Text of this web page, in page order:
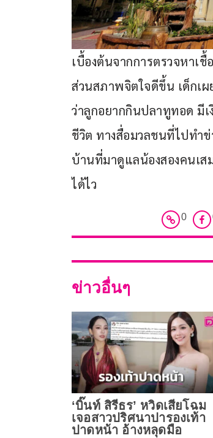
เบื้องต้นจากการตรวจหาเ
ส่วนสภาพจิตใจดีขึ้น เด็กเ
ว่าลูกอยากกินปลาทูทอด มี
ชีวิต ทางสื่อมวลชนที่ไปทำ
บ้านที่มาดูแลน้องสองคนเส
ได้ไว
0
ข่าวอื่นๆ
‘บิ๊นท์ สิรีธร’ หวิดเสียโฉม
เจอสาวปริศนาปารองเท้า
ปาดหน้า อ้างหลุดมือ